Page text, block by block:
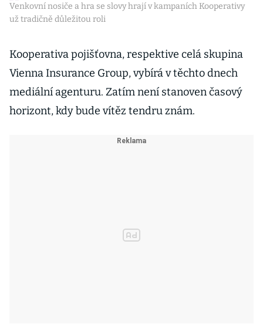
Venkovní nosiče a hra se slovy hrají v kampaních Kooperativy
už tradičně důležitou roli
Kooperativa pojišťovna, respektive celá skupina
Vienna Insurance Group, vybírá v těchto dnech
mediální agenturu. Zatím není stanoven časový
horizont, kdy bude vítěz tendru znám.